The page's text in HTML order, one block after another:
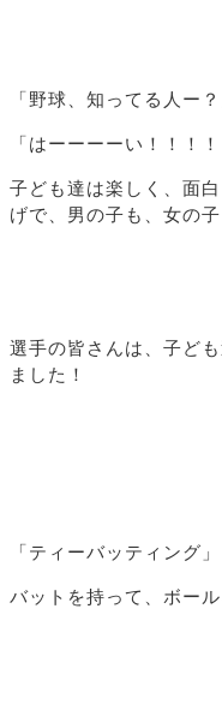
「野球、知ってる人ー？
「はーーーーい！！！！
子ども達は楽しく、面
げで、男の子も、女の
選手の皆さんは、子ど
ました！
「ティーバッティング」
バットを持って、ボー